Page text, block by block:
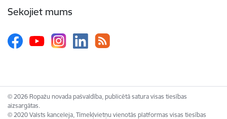
Sekojiet mums
© 2026 Ropažu novada pašvaldība, publicētā satura visas tiesības
aizsargātas.
© 2020 Valsts kanceleja, Tīmekļvietņu vienotās platformas visas tiesības